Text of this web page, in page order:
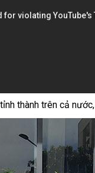
thành trên cả